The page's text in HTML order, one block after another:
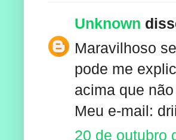
Unknown
Maravilhoso
pode me
acima que
Meu e-mail:
20 de outubro